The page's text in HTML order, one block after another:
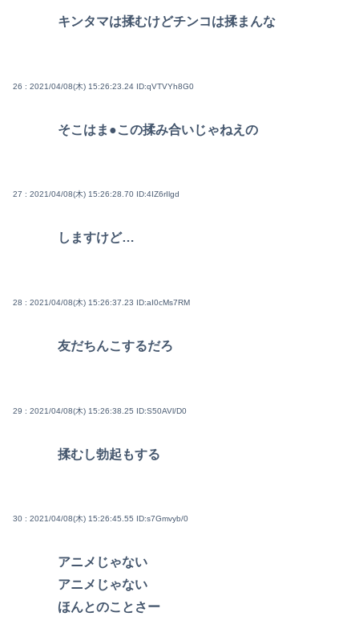
キンタマは揉むけどチンコは揉まんな
26 : 2021/04/08(木) 15:26:23.24 ID:qVTVYh8G0
そこはま●この揉み合いじゃねえの
27 : 2021/04/08(木) 15:26:28.70 ID:4IZ6rIlgd
しますけど…
28 : 2021/04/08(木) 15:26:37.23 ID:aI0cMs7RM
友だちんこするだろ
29 : 2021/04/08(木) 15:26:38.25 ID:S50AVl/D0
揉むし勃起もする
30 : 2021/04/08(木) 15:26:45.55 ID:s7Gmvyb/0
アニメじゃない
アニメじゃない
ほんとのことさー